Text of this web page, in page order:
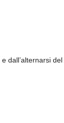
dall’alternarsi del